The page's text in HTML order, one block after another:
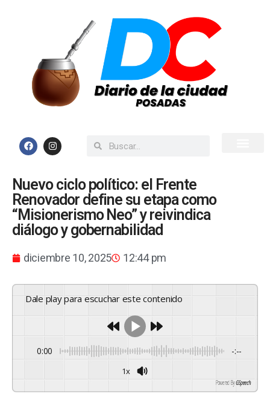
Nuevo ciclo político: el Frente
Renovador define su etapa como
“Misionerismo Neo” y reivindica
diálogo y gobernabilidad
diciembre 10, 2025 12:44 pm
Dale play para escuchar este contenido
0:00 -:--
1x
Powered By GSpeech